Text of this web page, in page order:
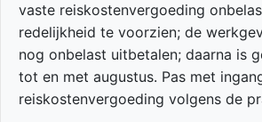
vaste reiskostenvergoeding
redelijkheid te voorzien; de
nog onbelast uitbetalen; daarna is
tot en met augustus. Pas met
reiskostenvergoeding volgens de